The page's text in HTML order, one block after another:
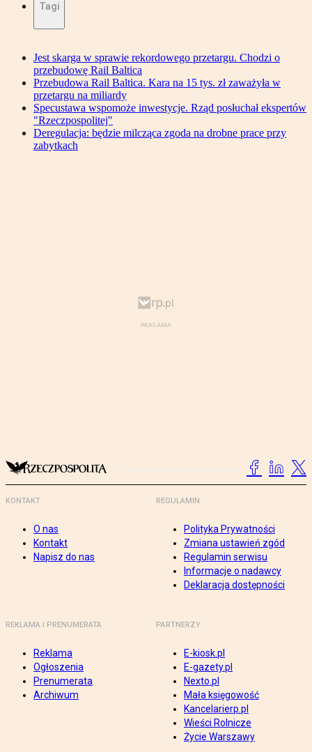
Tagi
Jest skarga w sprawie rekordowego przetargu. Chodzi o
przebudowę Rail Baltica
Przebudowa Rail Baltica. Kara na 15 tys. zł zaważyła w
przetargu na miliardy
Specustawa wspomoże inwestycje. Rząd posłuchał ekspertów
"Rzeczpospolitej"
Deregulacja: będzie milcząca zgoda na drobne prace przy
zabytkach
KONTAKT
O nas
Kontakt
Napisz do nas
REGULAMIN
Polityka Prywatności
Zmiana ustawień zgód
Regulamin serwisu
Informacje o nadawcy
Deklaracja dostępności
REKLAMA I PRENUMERATA
Reklama
Ogłoszenia
Prenumerata
Archiwum
PARTNERZY
E-kiosk.pl
E-gazety.pl
Nexto.pl
Mała księgowość
Kancelarierp.pl
Wieści Rolnicze
Życie Warszawy